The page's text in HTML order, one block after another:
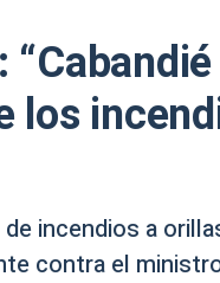
los
incendios a
contra el